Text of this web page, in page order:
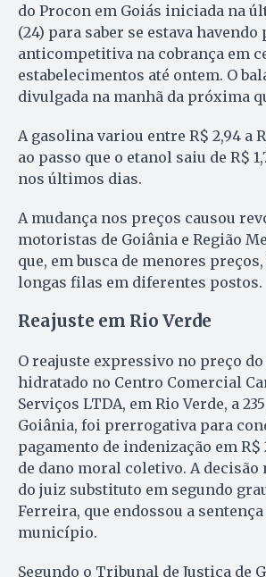
do Procon em Goiás iniciada na
(24) para saber se estava havendo
anticompetitiva na cobrança em
estabelecimentos até ontem. O
divulgada na manhã da próxima
A gasolina variou entre R$ 2,94 a
ao passo que o etanol saiu de R$
nos últimos dias.
A mudança nos preços causou
motoristas de Goiânia e Região
que, em busca de menores
longas filas em diferentes postos.
Reajuste em Rio Verde
O reajuste expressivo no preço
hidratado no Centro Comercial
Serviços LTDA, em Rio Verde, a
Goiânia, foi prerrogativa para
pagamento de indenização em
de dano moral coletivo. A decisão
do juiz substituto em segundo
Ferreira, que endossou a
município.
Segundo o Tribunal de Justiça de